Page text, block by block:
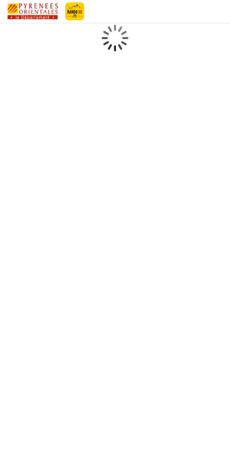
Pyrénées-Orientales Le Département
Chargement